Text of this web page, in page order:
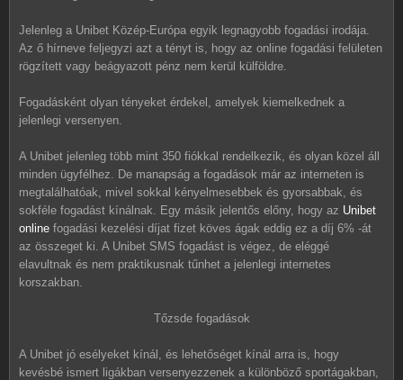
Jelenleg a Unibet Közép-Európa egyik legnagyobb fogadási irodája.
Az ő hírneve feljegyzi azt a tényt is, hogy az online fogadási felületen
rögzített vagy beágyazott pénz nem kerül külföldre.
Fogadásként olyan tényeket érdekel, amelyek kiemelkednek a
jelenlegi versenyen.
A Unibet jelenleg több mint 350 fiókkal rendelkezik, és olyan közel áll
minden ügyfélhez. De manapság a fogadások már az interneten is
megtalálhatóak, mivel sokkal kényelmesebbek és gyorsabbak, és
sokféle fogadást kínálnak. Egy másik jelentős előny, hogy az Unibet
online fogadási kezelési díjat fizet köves ágak eddig ez a díj 6% -át
az összeget ki. A Unibet SMS fogadást is végez, de eléggé
elavultnak és nem praktikusnak tűnhet a jelenlegi internetes
korszakban.
Tőzsde fogadások
A Unibet jó esélyeket kínál, és lehetőséget kínál arra is, hogy
kevésbé ismert ligákban versenyezzenek a különböző sportágakban,